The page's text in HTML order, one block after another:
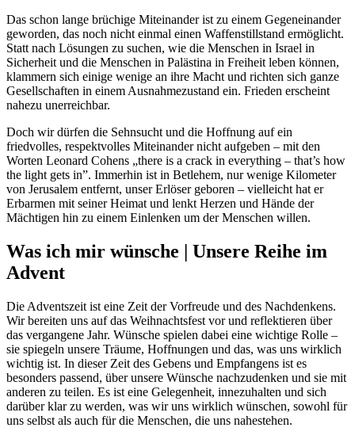
Das schon lange brüchige Miteinander ist zu einem Gegeneinander
geworden, das noch nicht einmal einen Waffenstillstand ermöglicht.
Statt nach Lösungen zu suchen, wie die Menschen in Israel in
Sicherheit und die Menschen in Palästina in Freiheit leben können,
klammern sich einige wenige an ihre Macht und richten sich ganze
Gesellschaften in einem Ausnahmezustand ein. Frieden erscheint
nahezu unerreichbar.
Doch wir dürfen die Sehnsucht und die Hoffnung auf ein
friedvolles, respektvolles Miteinander nicht aufgeben – mit den
Worten Leonard Cohens „there is a crack in everything – that’s how
the light gets in”. Immerhin ist in Betlehem, nur wenige Kilometer
von Jerusalem entfernt, unser Erlöser geboren – vielleicht hat er
Erbarmen mit seiner Heimat und lenkt Herzen und Hände der
Mächtigen hin zu einem Einlenken um der Menschen willen.
Was ich mir wünsche | Unsere Reihe im
Advent
Die Adventszeit ist eine Zeit der Vorfreude und des Nachdenkens.
Wir bereiten uns auf das Weihnachtsfest vor und reflektieren über
das vergangene Jahr. Wünsche spielen dabei eine wichtige Rolle –
sie spiegeln unsere Träume, Hoffnungen und das, was uns wirklich
wichtig ist. In dieser Zeit des Gebens und Empfangens ist es
besonders passend, über unsere Wünsche nachzudenken und sie mit
anderen zu teilen. Es ist eine Gelegenheit, innezuhalten und sich
darüber klar zu werden, was wir uns wirklich wünschen, sowohl für
uns selbst als auch für die Menschen, die uns nahestehen.